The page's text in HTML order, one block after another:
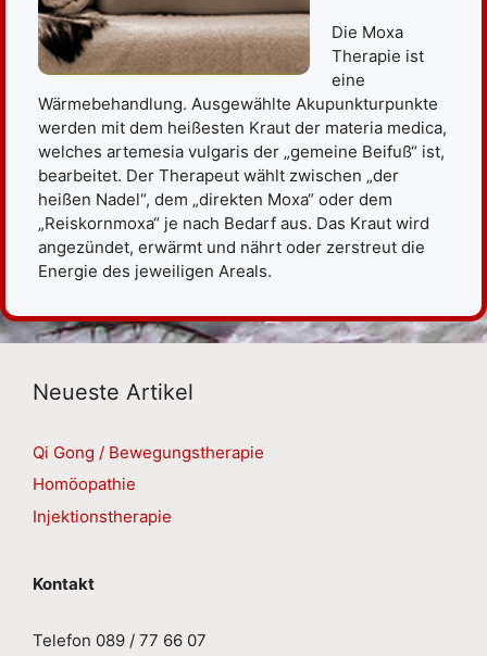
Die Moxa
Therapie ist
eine
Wärmebehandlung. Ausgewählte Akupunkturpunkte
werden mit dem heißesten Kraut der materia medica,
welches artemesia vulgaris der „gemeine Beifuß“ ist,
bearbeitet. Der Therapeut wählt zwischen „der
heißen Nadel“, dem „direkten Moxa“ oder dem
„Reiskornmoxa“ je nach Bedarf aus. Das Kraut wird
angezündet, erwärmt und nährt oder zerstreut die
Energie des jeweiligen Areals.
Neueste Artikel
Qi Gong / Bewegungstherapie
Homöopathie
Injektionstherapie
Kontakt
Telefon 089 / 77 66 07